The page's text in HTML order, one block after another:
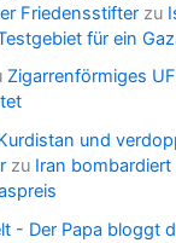
Friedensstifter zu
für ein
Zigarrenförmiges
und
zu Iran
- Der Papa bloggt